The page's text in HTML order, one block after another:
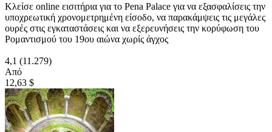
Κλείσε online εισιτήρια για το Pena Palace για να εξασφαλίσεις την
υποχρεωτική χρονομετρημένη είσοδο, να παρακάμψεις τις μεγάλες
ουρές στις εγκαταστάσεις και να εξερευνήσεις την κορύφωση του
Ρομαντισμού του 19ου αιώνα χωρίς άγχος
4,1 (11.279)
Από
12,63 $